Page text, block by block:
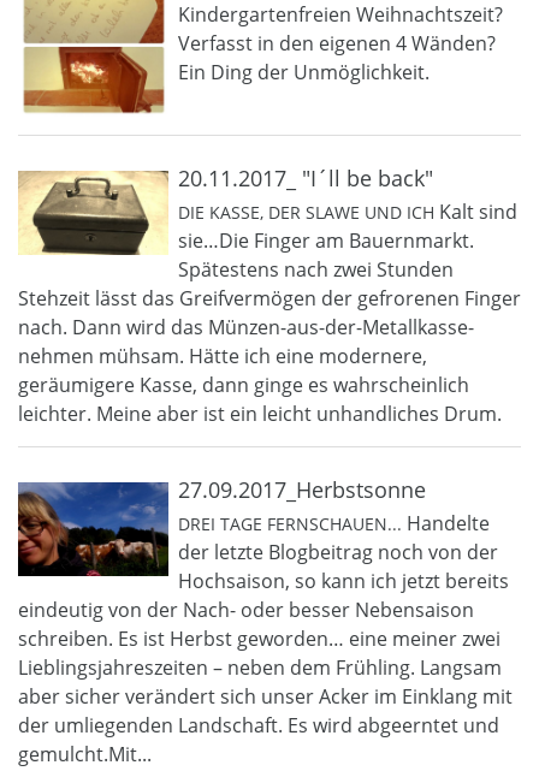
Kindergartenfreien Weihnachtszeit?
Verfasst in den eigenen 4 Wänden?
Ein Ding der Unmöglichkeit.
20.11.2017_ "I´ll be back"
DIE KASSE, DER SLAWE UND ICH Kalt sind
sie…Die Finger am Bauernmarkt.
Spätestens nach zwei Stunden
Stehzeit lässt das Greifvermögen der gefrorenen Finger
nach. Dann wird das Münzen-aus-der-Metallkasse-
nehmen mühsam. Hätte ich eine modernere,
geräumigere Kasse, dann ginge es wahrscheinlich
leichter. Meine aber ist ein leicht unhandliches Drum.
27.09.2017_Herbstsonne
DREI TAGE FERNSCHAUEN... Handelte
der letzte Blogbeitrag noch von der
Hochsaison, so kann ich jetzt bereits
eindeutig von der Nach- oder besser Nebensaison
schreiben. Es ist Herbst geworden… eine meiner zwei
Lieblingsjahreszeiten – neben dem Frühling. Langsam
aber sicher verändert sich unser Acker im Einklang mit
der umliegenden Landschaft. Es wird abgeerntet und
gemulcht.Mit...